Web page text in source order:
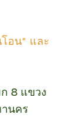
อน* และ
8 แขวง
นคร